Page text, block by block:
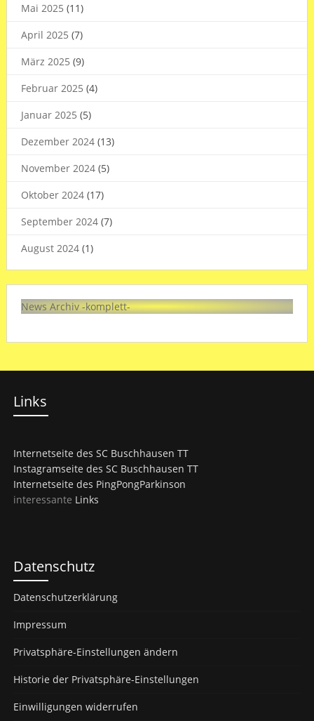
Mai 2025 (11)
April 2025 (7)
März 2025 (9)
Februar 2025 (4)
Januar 2025 (5)
Dezember 2024(13)
November 2024(5)
Oktober 2024(17)
September 2024(7)
August 2024(1)
News Archiv -komplett-
Links
Internetseite des SC Buschhausen TT
Instagramseite des SC Buschhausen TT
Internetseite des PingPongParkinson
interessante Links
Datenschutz
Datenschutzerklärung
Impressum
Privatsphäre-Einstellungen ändern
Historie der Privatsphäre-Einstellungen
Einwilligungen widerrufen